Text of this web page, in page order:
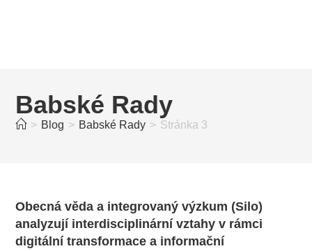
Babské Rady
> Blog > Babské Rady > Stránka 3
Obecná věda a integrovaný výzkum (Silo)
analyzují interdisciplinární vztahy v rámci
digitální transformace a informační